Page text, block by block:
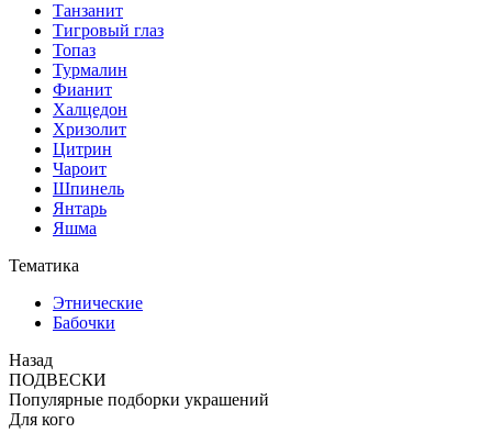
Танзанит
Тигровый глаз
Топаз
Турмалин
Фианит
Халцедон
Хризолит
Цитрин
Чароит
Шпинель
Янтарь
Яшма
Тематика
Этнические
Бабочки
Назад
ПОДВЕСКИ
Популярные подборки украшений
Для кого